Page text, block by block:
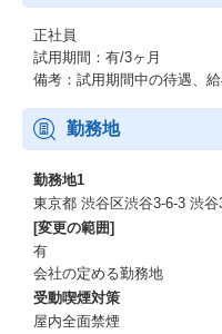
Firestore
BigQuery
＜プロジェクト管理＞
backlog
＜AI＞
Gemini
Cursor
GitHub Copilot
Codex
Claude
＜その他＞
正社員
試用期間：有/3ヶ月
備考：試用期間中の待遇、
勤務地
勤務地1
東京都 渋谷区渋谷3-6-3 渋
[変更の範囲]
有
会社の定める勤務地
受動喫煙対策
屋内全面禁煙